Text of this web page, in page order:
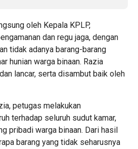
oleh Kepala KPLP,
dan regu jaga, dengan
tidak adanya barang-barang
hunian warga binaan. Razia
lancar, serta disambut baik oleh
petugas melakukan
terhadap seluruh sudut kamar,
pribadi warga binaan. Dari hasil
barang yang tidak seharusnya